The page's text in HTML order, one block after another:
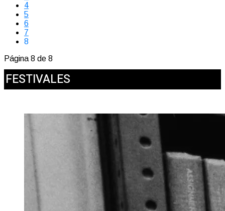
4
5
6
7
8
Página 8 de 8
FESTIVALES